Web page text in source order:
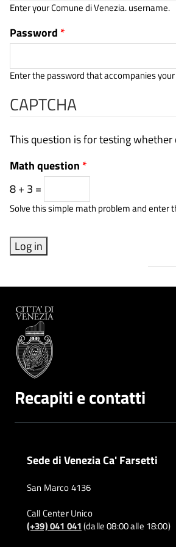
Enter your Comune di Venezia. username.
Password *
Enter the password that accompanies
CAPTCHA
This question is for testing
Math question *
8 + 3 =
Solve this simple math problem and enter
Recapiti e contatti
Sede di Venezia Ca' Farsetti
San Marco 4136
Call Center Unico
(+39) 041 041(dalle 08:00 alle 18:00)